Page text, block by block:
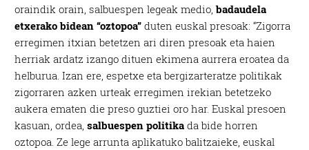
oraindik orain, salbuespen legeak medio, badaudela
etxerako bidean “oztopoa” duten euskal presoak: “Zigorra
erregimen itxian betetzen ari diren presoak eta haien
herriak ardatz izango dituen ekimena aurrera eroatea da
helburua. Izan ere, espetxe eta bergizarteratze politikak
zigorraren azken urteak erregimen irekian betetzeko
aukera ematen die preso guztiei oro har. Euskal presoen
kasuan, ordea,salbuespen politika da bide horren
oztopoa. Ze lege arrunta aplikatuko balitzaieke, euskal